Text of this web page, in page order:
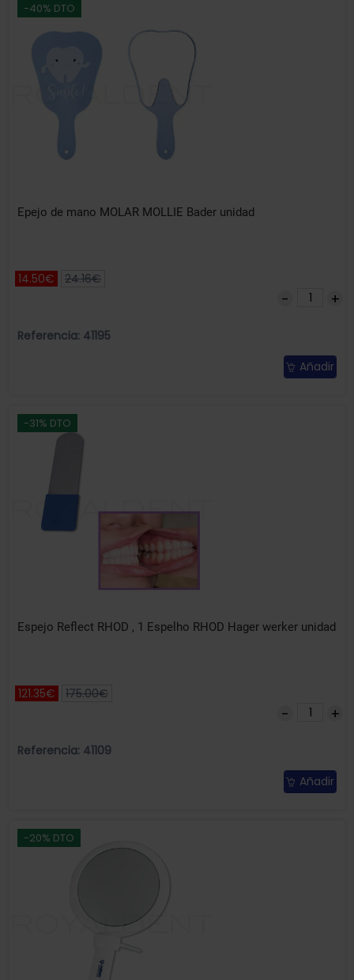
-40% DTO
Epejo de mano MOLAR MOLLIE Bader unidad
14.50€ 24.16€
Referencia: 41195
Añadir
-31% DTO
Espejo Reflect RHOD , 1 Espelho RHOD Hager werker unidad
121.35€ 175.00€
Referencia: 41109
Añadir
-20% DTO